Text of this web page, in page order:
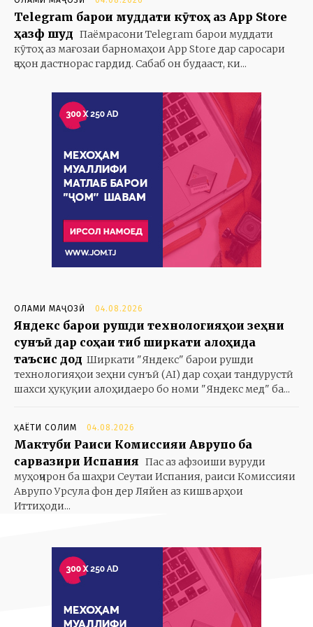
Telegram барои муддати кӯтоҳ аз App Store
ҳазф шуд Паёмрасони Telegram барои муддати
кӯтоҳ аз мағозаи барномаҳои App Store дар саросари
ҷаҳон дастнорас гардид. Сабаб он будааст, ки...
ОЛАМИ МАҶОЗӢ 04.08.2026
Яндекс барои рушди технологияҳои зеҳни
сунъӣ дар соҳаи тиб ширкати алоҳида
таъсис дод Ширкати "Яндекс" барои рушди
технологияҳои зеҳни сунъӣ (AI) дар соҳаи тандурустӣ
шахси ҳуқуқии алоҳидаеро бо номи "Яндекс мед" ба...
ҲАЁТИ СОЛИМ 04.08.2026
Мактуби Раиси Комиссияи Аврупо ба
сарвазири Испания Пас аз афзоиши вуруди
муҳоҷирон ба шаҳри Сеутаи Испания, раиси Комиссияи
Аврупо Урсула фон дер Ляйен аз кишварҳои
Иттиҳоди...